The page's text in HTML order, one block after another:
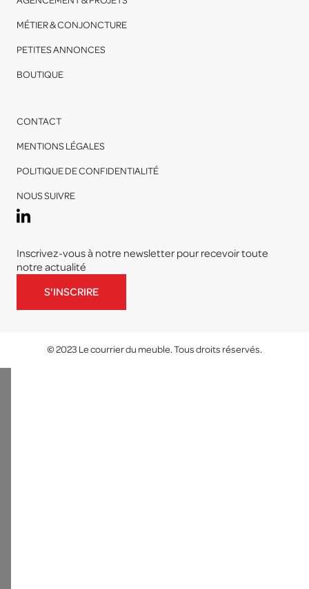
MÉTIER & CONJONCTURE
PETITES ANNONCES
BOUTIQUE
CONTACT
MENTIONS LÉGALES
POLITIQUE DE CONFIDENTIALITÉ
NOUS SUIVRE
Inscrivez-vous à notre newsletter pour recevoir toute
notre actualité
S'INSCRIRE
© 2023 Le courrier du meuble. Tous droits réservés.